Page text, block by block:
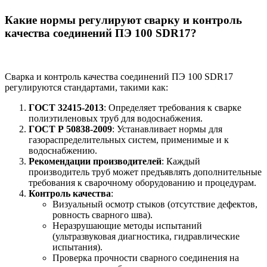
Какие нормы регулируют сварку и контроль
качества соединений ПЭ 100 SDR17?
Сварка и контроль качества соединений ПЭ 100 SDR17
регулируются стандартами, такими как:
ГОСТ 32415-2013: Определяет требования к сварке
полиэтиленовых труб для водоснабжения.
ГОСТ Р 50838-2009: Устанавливает нормы для
газораспределительных систем, применимые и к
водоснабжению.
Рекомендации производителей: Каждый
производитель труб может предъявлять дополнительные
требования к сварочному оборудованию и процедурам.
Контроль качества:
Визуальный осмотр стыков (отсутствие дефектов,
ровность сварного шва).
Неразрушающие методы испытаний
(ультразвуковая диагностика, гидравлические
испытания).
Проверка прочности сварного соединения на